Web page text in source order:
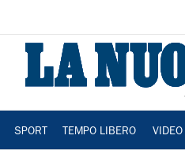
SPORT TEMPO LIBERO VIDEO